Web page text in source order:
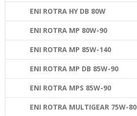
ENI ROTRA HY DB 80W
ENI ROTRA MP 80W-90
ENI ROTRA MP 85W-140
ENI ROTRA MP DB 85W-90
ENI ROTRA MPS 85W-90
ENI ROTRA MULTIGEAR 75W-80